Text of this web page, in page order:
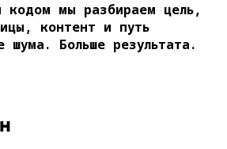
кодом мы разбираем цель,
контент и путь
шума. Больше результата.